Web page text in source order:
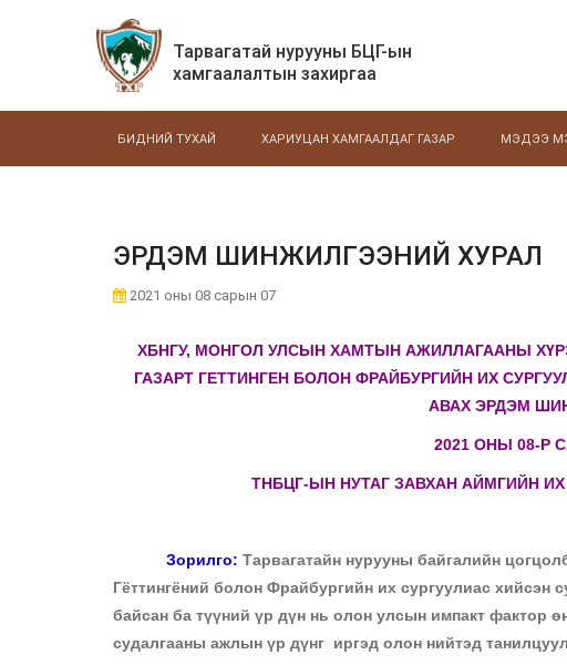
Тарвагатай нурууны БЦГ-ын
хамгаалалтын захиргаа
БИДНИЙ ТУХАЙ ХАРИУЦАН ХАМГААЛДАГ ГАЗАР МЭДЭЭ
ЭРДЭМ ШИНЖИЛГЭЭНИЙ ХУРАЛ
2021 оны 08 сарын 07
ХБНГУ, МОНГОЛ УЛСЫН ХАМТЫН АЖИЛЛАГААНЫ
ГАЗАРТ ГЕТТИНГЕН БОЛОН ФРАЙБУРГИЙН ИХ
АВАХ ЭРДЭМ
2021 ОНЫ 08-Р
ТНБЦГ-ЫН НУТАГ ЗАВХАН АЙМГИЙН
Зорилго: Тарвагатайн нурууны байгалийн
Гёттингёний болон Фрайбургийн их сургуулиас хийсэн
байсан ба түүний үр дүн нь олон улсын импакт фактор
судалгааны ажлын үр дүнг иргэд олон нийтэд